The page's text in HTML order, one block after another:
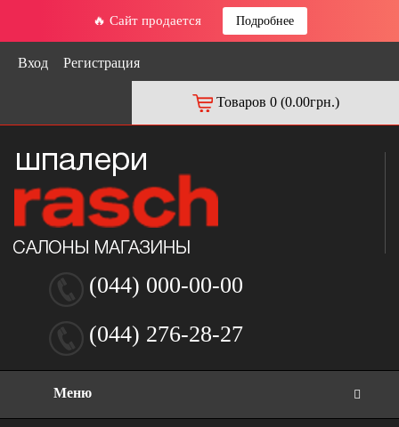
🔥 Сайт продается Подробнее
Вход Регистрация
Товаров 0 (0.00грн.)
(044) 000-00-00
(044) 276-28-27
Меню